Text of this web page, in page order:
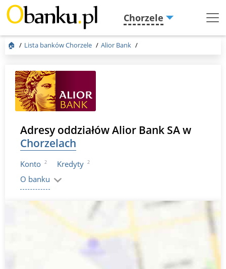
Chorzele
Menu
🏠 Lista banków Chorzele Alior Bank
Adresy oddziałów Alior Bank SA w
Chorzelach
Konto 2 Kredyty 2
O banku